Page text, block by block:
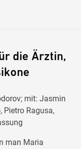
die Ärztin,
mit: Jasmin
Pietro Ragusa,
man Maria